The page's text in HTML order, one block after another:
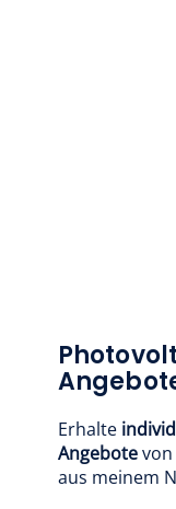
Erhalte
Angebotevon
aus meinem